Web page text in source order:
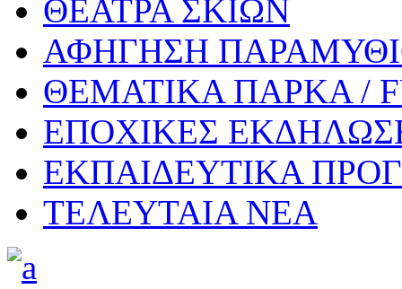
ΘΕΑΤΡΑ ΣΚΙΩΝ
ΑΦΗΓΗΣΗ
ΘΕΜΑΤΙΚΑ ΠΑΡΚΑ /
ΕΠΟΧΙΚΕΣ
ΕΚΠΑΙΔΕΥΤΙΚΑ
ΤΕΛΕΥΤΑΙΑ ΝΕΑ